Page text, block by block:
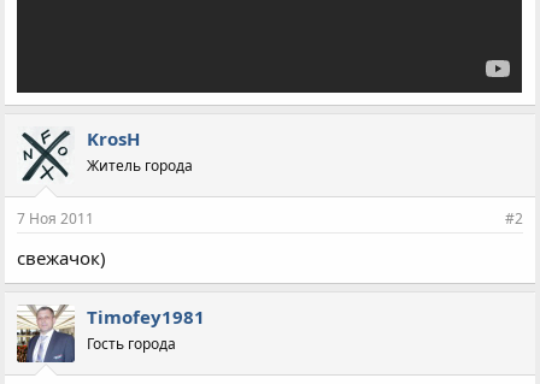
KrosH
Житель города
7 Ноя 2011 #2
свежачок)
Timofey1981
Гость города